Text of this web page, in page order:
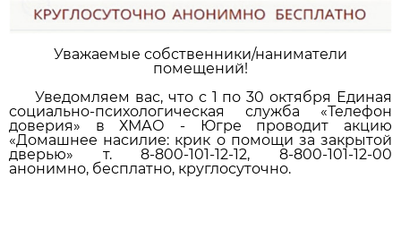
Уважаемые собственники/наниматели
помещений!
Уведомляем вас, что с 1 по 30 октября Единая
социально-психологическая служба «Телефон
доверия» в ХМАО - Югре проводит акцию
«Домашнее насилие: крик о помощи за закрытой
дверью» т. 8-800-101-12-12, 8-800-101-12-00
анонимно, бесплатно, круглосуточно.